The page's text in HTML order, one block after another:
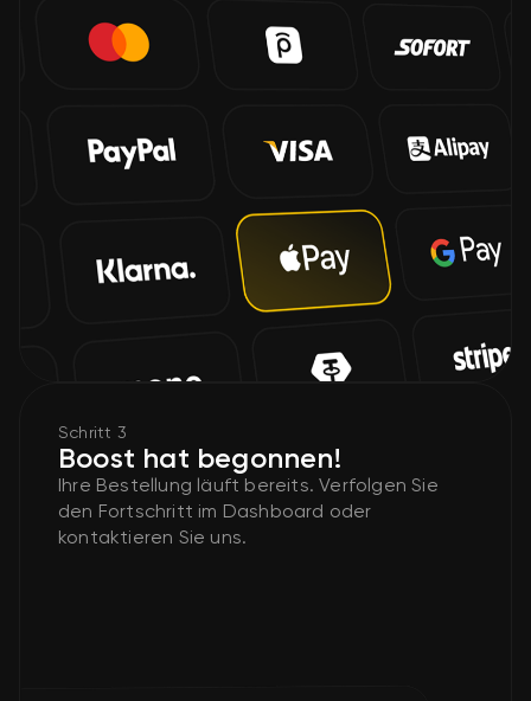
Schritt 3
Boost hat begonnen!
Ihre Bestellung läuft bereits. Verfolgen Sie
den Fortschritt im Dashboard oder
kontaktieren Sie uns.